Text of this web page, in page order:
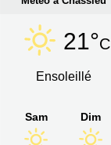
21°C
Ensoleillé
Sam Dim